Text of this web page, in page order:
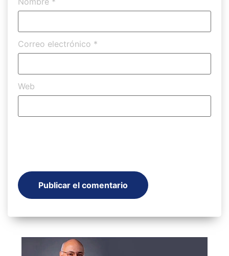
Correo electrónico *
Web